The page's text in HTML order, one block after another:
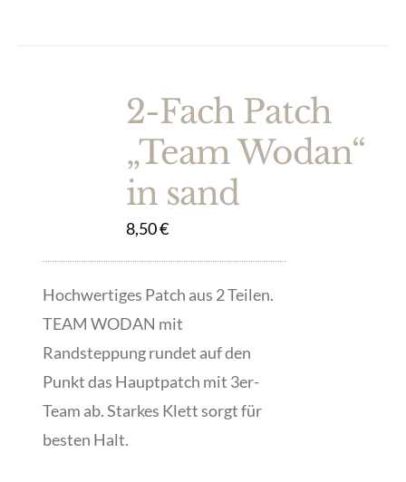
2-Fach Patch
„Team Wodan“
in sand
8,50€
Hochwertiges Patch aus 2 Teilen.
TEAM WODAN mit
Randsteppung rundet auf den
Punkt das Hauptpatch mit 3er-
Team ab. Starkes Klett sorgt für
besten Halt.